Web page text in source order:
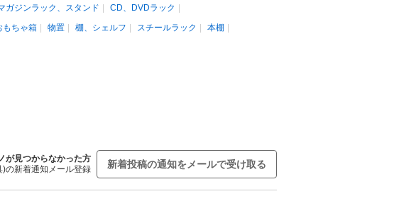
ガジンラック、スタンド
CD、DVDラック
もちゃ箱 物置 棚、シェルフ スチールラック
本棚
が見つからなかった方
の新着通知メール登録
新着投稿の通知をメールで受け取る